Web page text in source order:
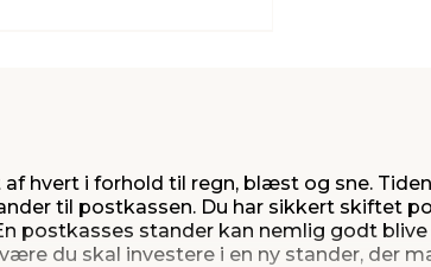
hvert i forhold til regn, blæst og sne.
til postkassen. Du har sikkert skiftet
postkasses stander kan nemlig godt
du skal investere i en ny stander, der